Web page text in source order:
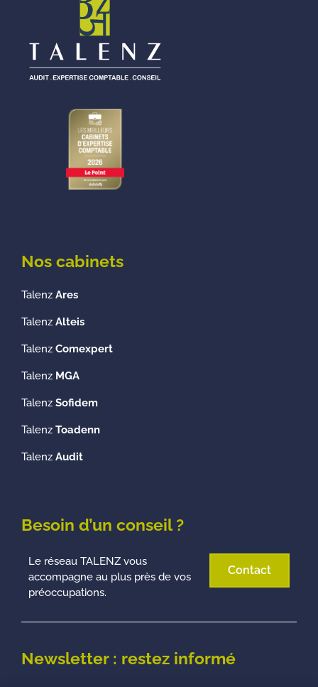
Nos cabinets
Talenz Ares
Talenz Alteis
Talenz Comexpert
Talenz MGA
Talenz Sofidem
Talenz Toadenn
Talenz Audit
Besoin d’un conseil ?
Le réseau TALENZ vous
accompagne au plus près de vos
préoccupations.
Contact
Newsletter : restez informé